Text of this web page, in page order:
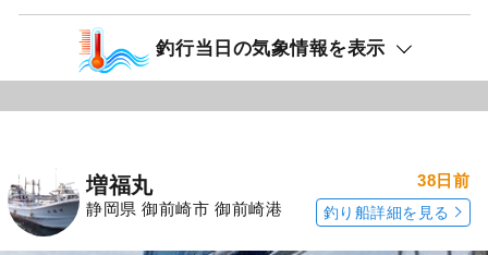
釣行当日の気象情報を表示
増福丸
静岡県 御前崎市 御前崎港
38日前
釣り船詳細を見る